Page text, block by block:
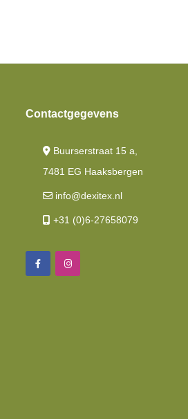
Contactgegevens
Buurserstraat 15 a,
7481 EG Haaksbergen
info@dexitex.nl
+31 (0)6-27658079